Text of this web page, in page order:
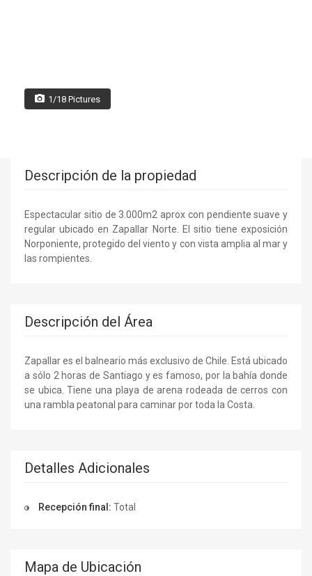
1/18 Pictures
Descripción de la propiedad
Espectacular sitio de 3.000m2 aprox con pendiente suave y
regular ubicado en Zapallar Norte. El sitio tiene exposición
Norponiente, protegido del viento y con vista amplia al mar y
las rompientes.
Descripción del Área
Zapallar es el balneario más exclusivo de Chile. Está ubicado
a sólo 2 horas de Santiago y es famoso, por la bahía donde
se ubica. Tiene una playa de arena rodeada de cerros con
una rambla peatonal para caminar por toda la Costa.
Detalles Adicionales
Recepción final: Total
Mapa de Ubicación